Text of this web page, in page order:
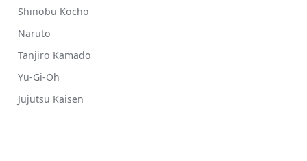
Shinobu Kocho
Naruto
Tanjiro Kamado
Yu-Gi-Oh
Jujutsu Kaisen